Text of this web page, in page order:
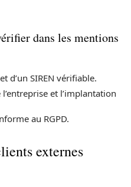
dans les mentions
d’un SIREN vérifiable.
et l’implantation
au RGPD.
externes